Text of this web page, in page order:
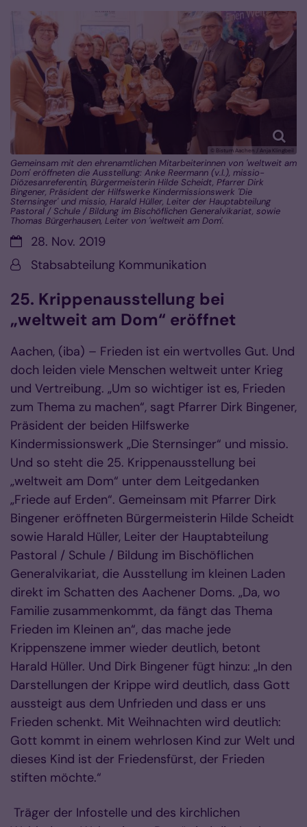
© Bistum Aachen / Anja Klingbeil
Gemeinsam mit den ehrenamtlichen Mitarbeiterinnen von 'weltweit am
Dom' eröffneten die Ausstellung: Anke Reermann (v.l.), missio-
Diözesanreferentin, Bürgermeisterin Hilde Scheidt, Pfarrer Dirk
Bingener, Präsident der Hilfswerke Kindermissionswerk 'Die
Sternsinger' und missio, Harald Hüller, Leiter der Hauptabteilung
Pastoral / Schule / Bildung im Bischöflichen Generalvikariat, sowie
Thomas Bürgerhausen, Leiter von 'weltweit am Dom'.
Datum:28. Nov. 2019
Von:Stabsabteilung Kommunikation
25. Krippenausstellung bei
„weltweit am Dom“ eröffnet
Aachen, (iba) – Frieden ist ein wertvolles Gut. Und
doch leiden viele Menschen weltweit unter Krieg
und Vertreibung. „Um so wichtiger ist es, Frieden
zum Thema zu machen“, sagt Pfarrer Dirk Bingener,
Präsident der beiden Hilfswerke
Kindermissionswerk „Die Sternsinger“ und missio.
Und so steht die 25. Krippenausstellung bei
„weltweit am Dom“ unter dem Leitgedanken
„Friede auf Erden“. Gemeinsam mit Pfarrer Dirk
Bingener eröffneten Bürgermeisterin Hilde Scheidt
sowie Harald Hüller, Leiter der Hauptabteilung
Pastoral / Schule / Bildung im Bischöflichen
Generalvikariat, die Ausstellung im kleinen Laden
direkt im Schatten des Aachener Doms. „Da, wo
Familie zusammenkommt, da fängt das Thema
Frieden im Kleinen an“, das mache jede
Krippenszene immer wieder deutlich, betont
Harald Hüller. Und Dirk Bingener fügt hinzu: „In den
Darstellungen der Krippe wird deutlich, dass Gott
aussteigt aus dem Unfrieden und dass er uns
Frieden schenkt. Mit Weihnachten wird deutlich:
Gott kommt in einem wehrlosen Kind zur Welt und
dieses Kind ist der Friedensfürst, der Frieden
stiften möchte.“
Träger der Infostelle und des kirchlichen